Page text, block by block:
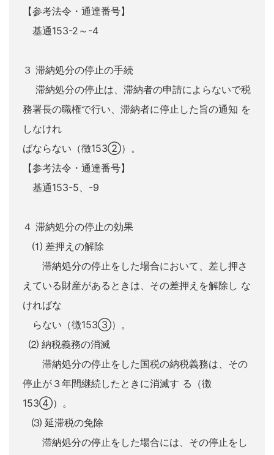
【参考法令・通達番号】
基通153-2～-4
３ 滞納処分の停止の手続
滞納処分の停止は、滞納者の申請によらないで税
務署長の職権で行い、滞納者に停止した旨の通知 を
しなけれ
ばならない（徴153②）。
【参考法令・通達番号】
基通153-5、-9
４ 滞納処分の停止の効果
⑴ 差押えの解除
滞納処分の停止をした場合において、差し押さ
えている財産があるときは、その差押えを解除し な
ければな
らない（徴153③）。
⑵ 納税義務の消滅
滞納処分の停止をした国税の納税義務は、その
停止が３年間継続したときに消滅す る（徴
153④）。
⑶ 延滞税の免除
滞納処分の停止をした場合には、その停止をし